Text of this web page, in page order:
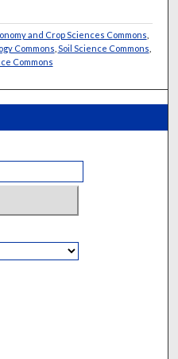
and Crop Sciences Commons
Commons Soil Science Commons
Commons